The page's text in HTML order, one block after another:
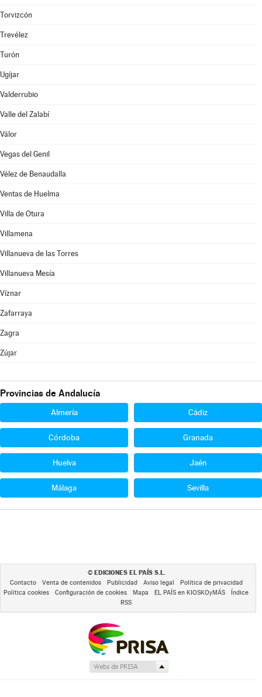
Torvizcón
Trevélez
Turón
Ugíjar
Valderrubio
Valle del Zalabí
Válor
Vegas del Genil
Vélez de Benaudalla
Ventas de Huelma
Villa de Otura
Villamena
Villanueva de las Torres
Villanueva Mesía
Víznar
Zafarraya
Zagra
Zújar
Provincias de Andalucía
Almería Cádiz
Córdoba Granada
Huelva Jaén
Málaga Sevilla
© EDICIONES EL PAÍS S.L.
Contacto Venta de contenidos Publicidad Aviso legal
Política de privacidad
Política cookies
Configuración de cookies Mapa EL PAÍS en KIOSKOyMÁS
Índice
RSS